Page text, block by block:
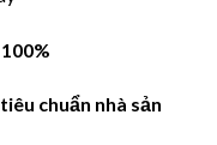
chuẩn nhà sản